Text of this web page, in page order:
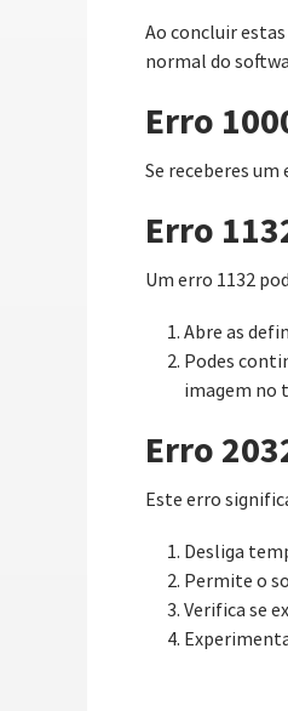
Ao concluir
normal do
Erro
Se receberes
Erro
Um erro 1132
Abre as
Podes
imagem no
Erro
Este erro
Desliga
Permite o
Verifica se